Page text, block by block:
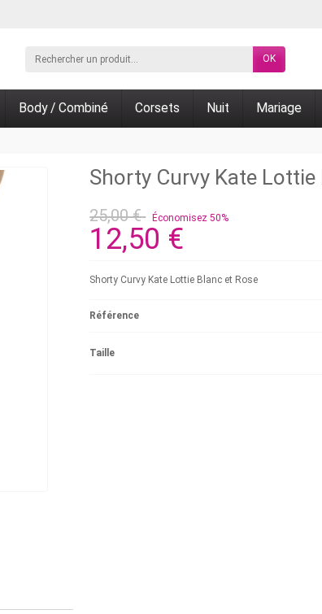
OK
Body / Combiné Corsets Nuit Mariage
Shorty Curvy Kate
25,00 € Économisez 50%
12,50 €
Shorty Curvy Kate Lottie Blanc et Rose
Référence
Taille